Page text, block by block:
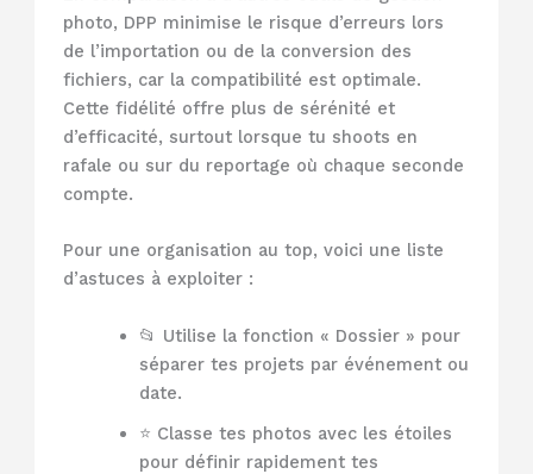
photo, DPP minimise le risque d’erreurs lors
de l’importation ou de la conversion des
fichiers, car la compatibilité est optimale.
Cette fidélité offre plus de sérénité et
d’efficacité, surtout lorsque tu shoots en
rafale ou sur du reportage où chaque seconde
compte.
Pour une organisation au top, voici une liste
d’astuces à exploiter :
📂 Utilise la fonction « Dossier » pour
séparer tes projets par événement ou
date.
⭐ Classe tes photos avec les étoiles
pour définir rapidement tes